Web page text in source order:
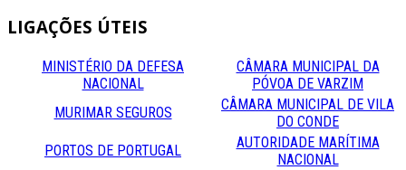
LIGAÇÕES ÚTEIS
MINISTÉRIO DA DEFESA
NACIONAL
CÂMARA MUNICIPAL DA
PÓVOA DE VARZIM
MURIMAR SEGUROS
CÂMARA MUNICIPAL DE VILA
DO CONDE
PORTOS DE PORTUGAL
AUTORIDADE MARÍTIMA
NACIONAL